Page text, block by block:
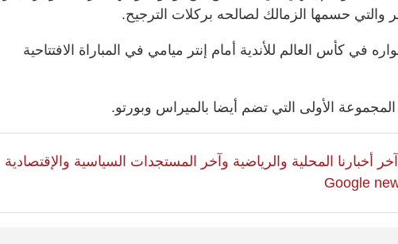
حسمها الزمالك لصالحه بركلات الترجيح.
في كأس العالم للأندية أمام إنتر ميامي في المباراة الافتتاحية
الأولى التي تضم أيضا بالميراس وبورتو.
آخر أخبارنا المحلية والرياضية وآخر المستجدات السياسية والإقتصادية